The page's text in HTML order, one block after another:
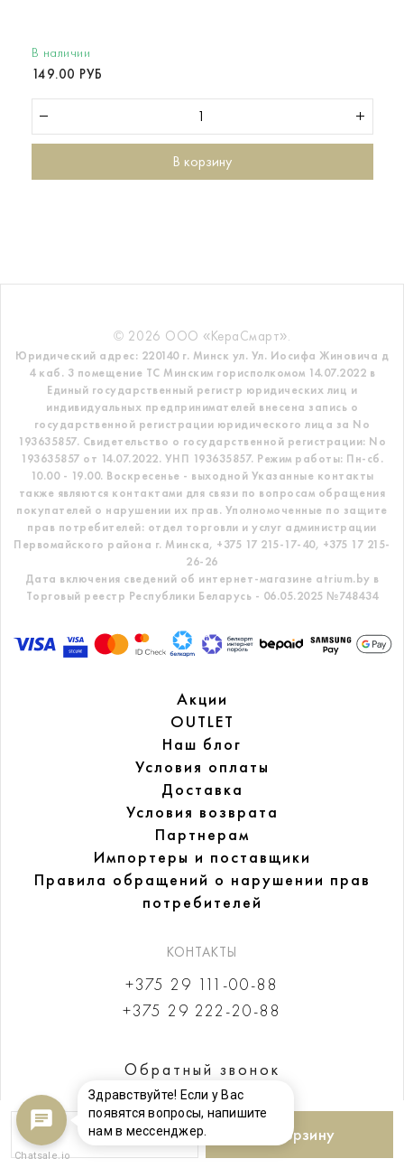
В корзину
В наличии
149.00 РУБ
В корзину
© 2026 ООО «КераСмарт».
Юридический адрес: 220140 г. Минск ул. Ул. Иосифа Жиновича д
4 каб. 3 помещение ТС Минским горисполкомом 14.07.2022 в
Единый государственный регистр юридических лиц и
индивидуальных предпринимателей внесена запись о
государственной регистрации юридического лица за No
193635857. Свидетельство о государственной регистрации: No
193635857 от 14.07.2022. УНП 193635857. Режим работы: Пн-сб.
10.00 - 19.00. Воскресенье - выходной Указанные контакты
также являются контактами для связи по вопросам обращения
покупателей о нарушении их прав. Уполномоченные по защите
прав потребителей: отдел торговли и услуг администрации
Первомайского района г. Минска, +375 17 215-17-40, +375 17 215-
26-26
Дата включения сведений об интернет-магазине atrium.by в
Торговый реестр Республики Беларусь - 06.05.2025 №748434
Акции
OUTLET
Наш блог
Условия оплаты
Доставка
Условия возврата
Партнерам
Импортеры и поставщики
Правила обращений о нарушении прав
потребителей
КОНТАКТЫ
+375 29 111-00-88
+375 29 222-20-88
Обратный звонок
Здравствуйте! Если у Вас
появятся вопросы, напишите
нам в мессенджер.
Chatsale.io